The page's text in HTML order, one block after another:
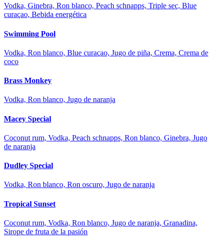
Vodka, Ginebra, Ron blanco, Peach schnapps, Triple sec, Blue
curaçao, Bebida energética
Swimming Pool
Vodka, Ron blanco, Blue curaçao, Jugo de piña, Crema, Crema de
coco
Brass Monkey
Vodka, Ron blanco, Jugo de naranja
Macey Special
Coconut rum, Vodka, Peach schnapps, Ron blanco, Ginebra, Jugo
de naranja
Dudley Special
Vodka, Ron blanco, Ron oscuro, Jugo de naranja
Tropical Sunset
Coconut rum, Vodka, Ron blanco, Jugo de naranja, Granadina,
Sirope de fruta de la pasión